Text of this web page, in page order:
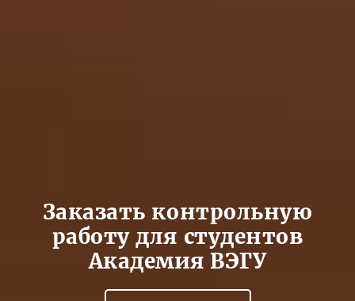
Заказать контрольную
работу для студентов
Академия ВЭГУ